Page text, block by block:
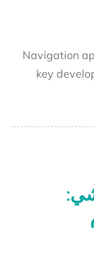
Navigation
key